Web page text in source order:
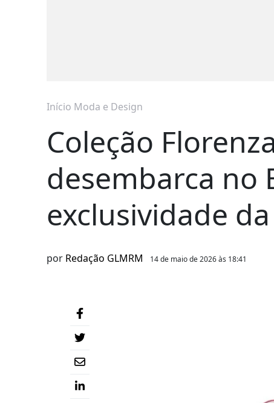
Início Moda e Design
Coleção
desembarca no
exclusividade
por Redação GLMRM 14 de maio de 2026 às 18:41